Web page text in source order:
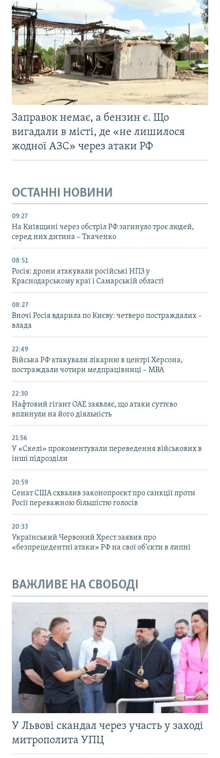
Заправок немає, а бензин є. Що
вигадали в місті, де «не лишилося
жодної АЗС» через атаки РФ
ОСТАННІ НОВИНИ
09:27
На Київщині через обстріл РФ загинуло троє людей,
серед них дитина – Ткаченко
08:51
Росія: дрони атакували російські НПЗ у
Краснодарському краї і Самарській області
08:27
Вночі Росія вдарила по Києву: четверо постраждалих –
влада
22:49
Війська РФ атакували лікарню в центрі Херсона,
постраждали чотири медпрацівниці – МВА
22:30
Нафтовий гігант ОАЕ заявляє, що атаки суттєво
вплинули на його діяльність
21:56
У «Скелі» прокоментували переведення військових в
інші підрозділи
20:59
Cенат США схвалив законопроєкт про санкції проти
Росії переважною більшістю голосів
20:33
Український Червоний Хрест заявив про
«безпрецедентні атаки» РФ на свої об’єкти в липні
ВАЖЛИВЕ НА СВОБОДІ
У Львові скандал через участь у заході
митрополита УПЦ